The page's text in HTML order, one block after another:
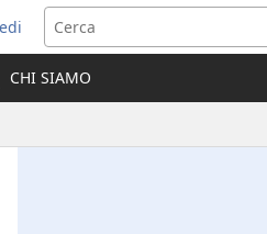
CHI SIAMO